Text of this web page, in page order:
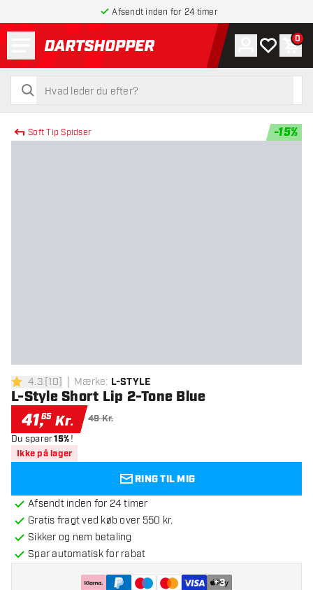
Afsendt inden for 24 timer
tilbage til forsiden
søg
søg
Konto
Min 0
Soft Tip Spidser -15%
4.3 bedømmelsesstjerner
4.3[10] Mærke: L-STYLE
L-Style Short Lip 2-Tone Blue
41,65 Kr. 49 Kr.
Du sparer15%!
Ikke på lager
RING TIL MIG
Afsendt inden for 24 timer
Gratis fragt ved køb over 550 kr.
Sikker og nem betaling
Spar automatisk for rabat
+3